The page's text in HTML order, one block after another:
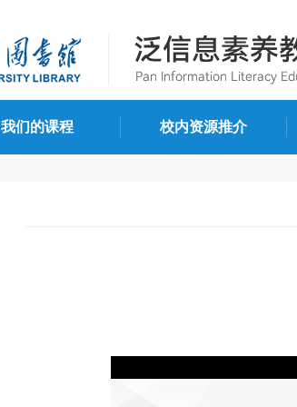
我们的课程 校内资源推介